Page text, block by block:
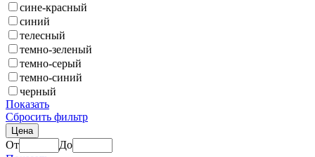
сине-красный
синий
телесный
темно-зеленый
темно-серый
темно-синий
черный
Показать
Сбросить фильтр
Цена
От
До